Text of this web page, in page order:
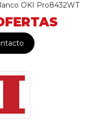
OKI Pro8432WT